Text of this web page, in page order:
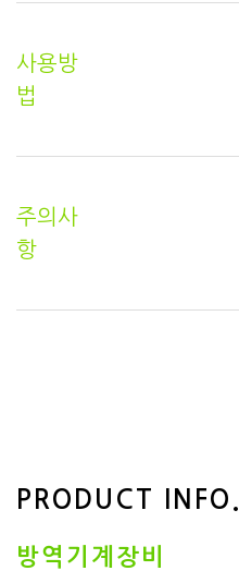
사용방
법
주의사
항
PRODUCT INFO.
방역기계장비